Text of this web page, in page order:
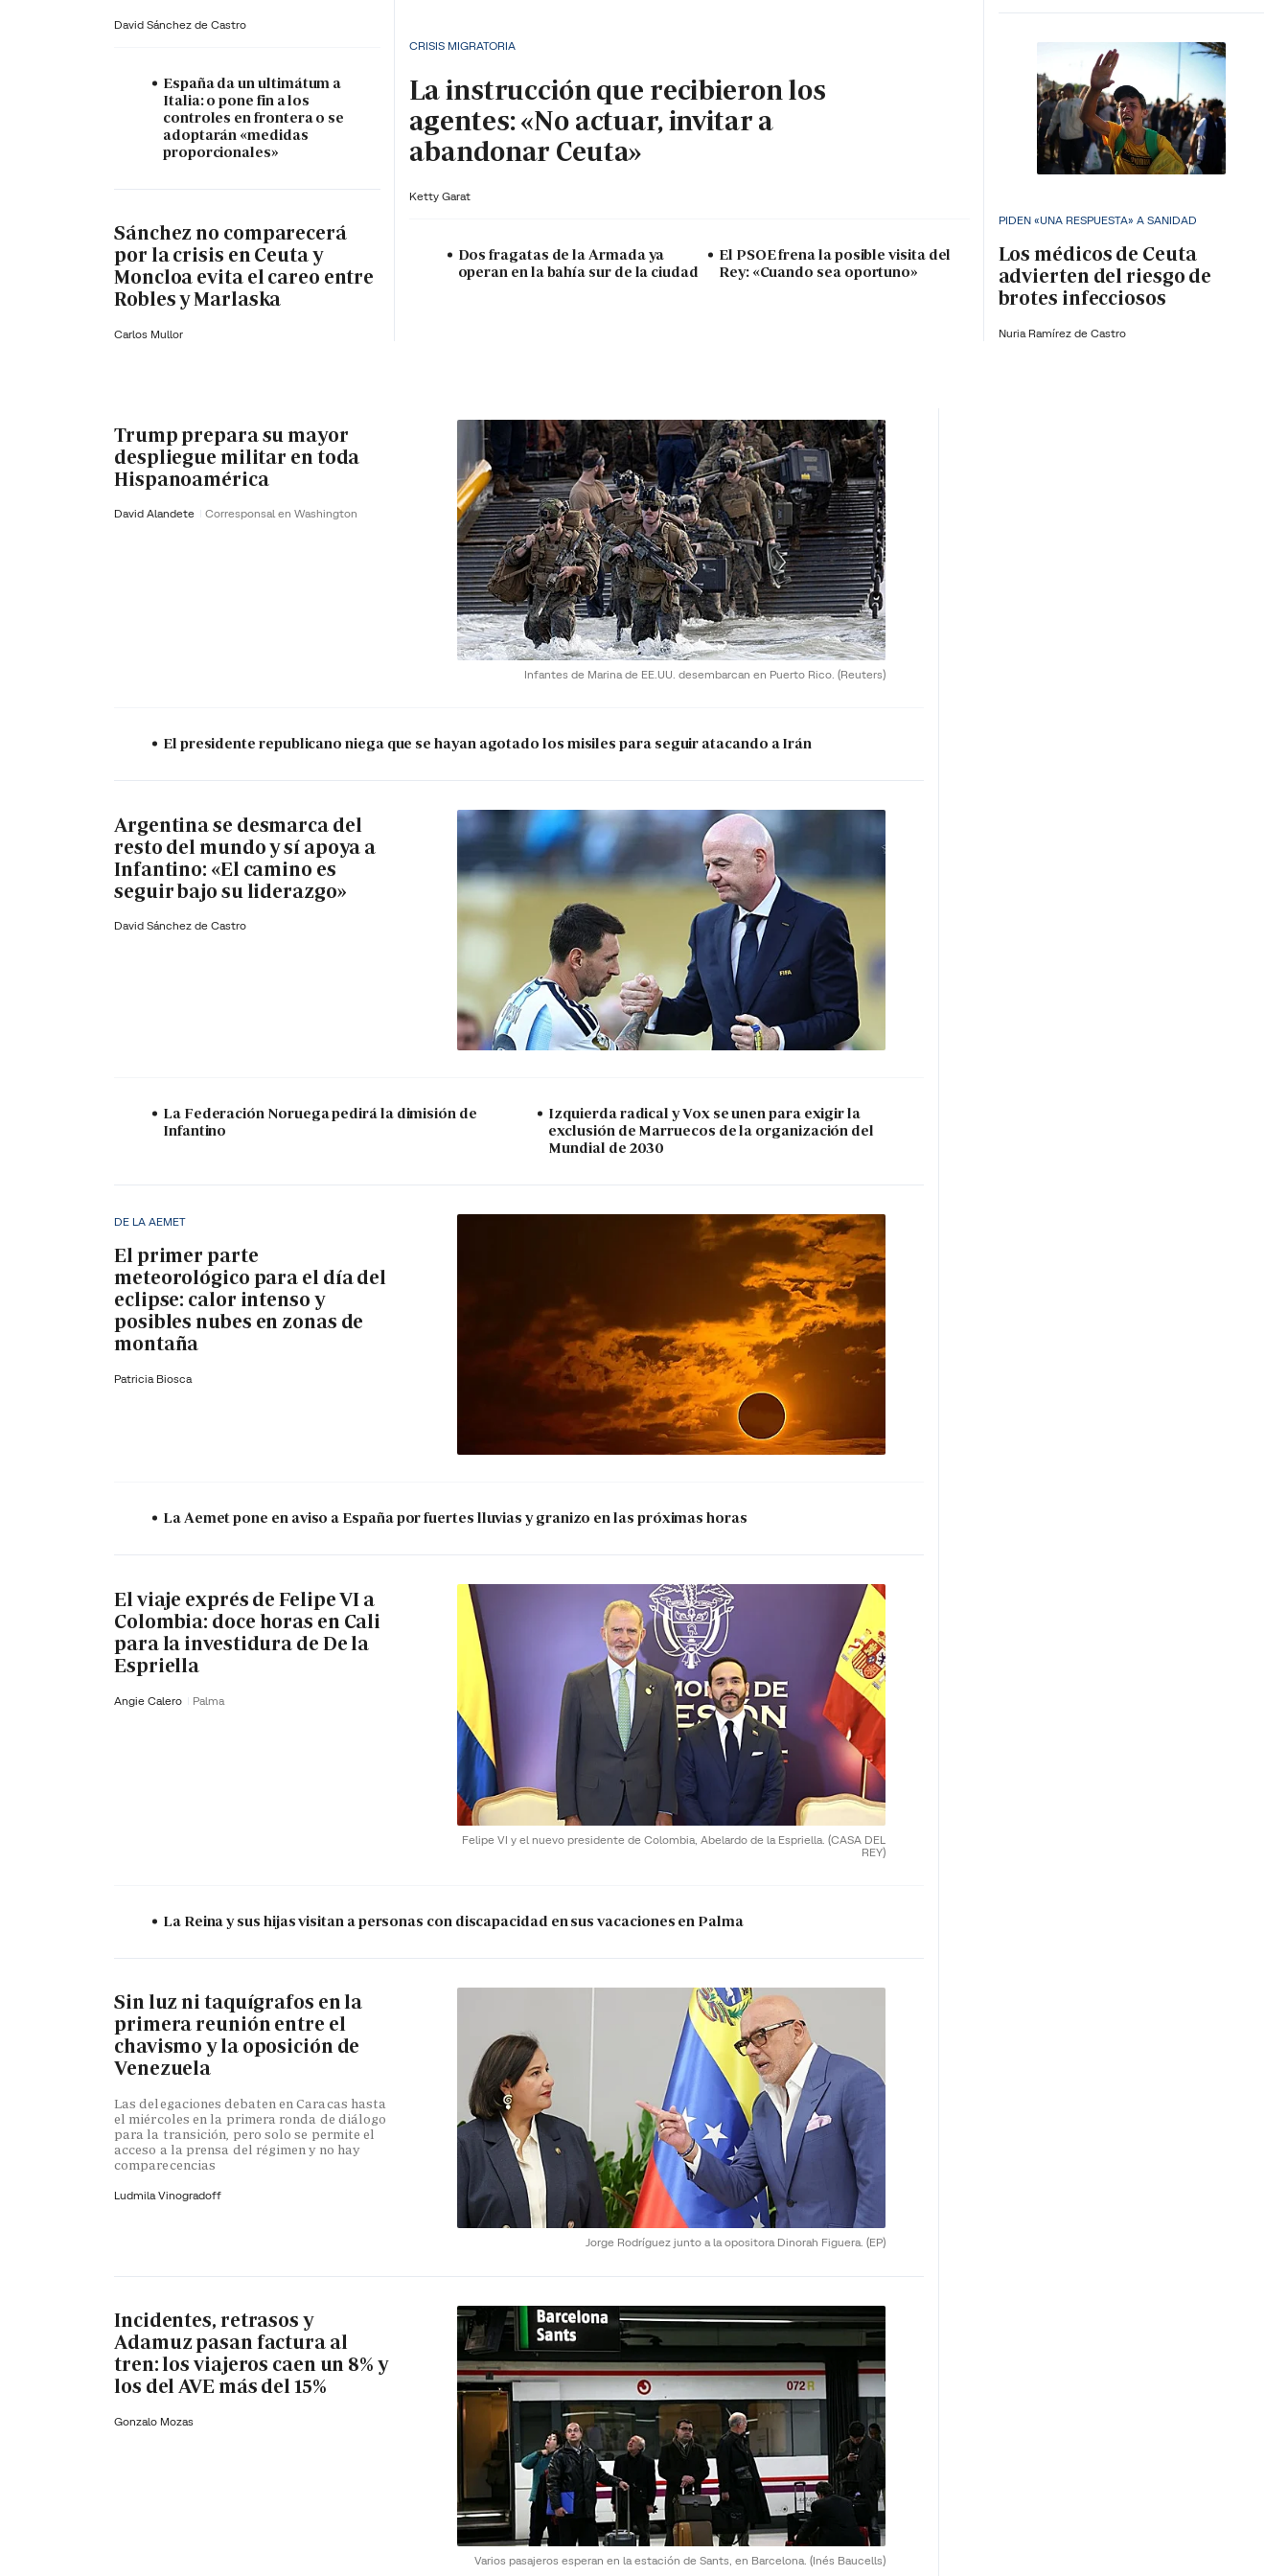
David Sánchez de Castro
España da un ultimátum a
Italia: o pone fin a los
controles en frontera o se
adoptarán «medidas
proporcionales»
Sánchez no comparecerá
por la crisis en Ceuta y
Moncloa evita el careo entre
Robles y Marlaska
Carlos Mullor
CRISIS MIGRATORIA
La instrucción que recibieron los
agentes: «No actuar, invitar a
abandonar Ceuta»
Ketty Garat
Dos fragatas de la Armada ya
operan en la bahía sur de la ciudad
El PSOE frena la posible visita del
Rey: «Cuando sea oportuno»
PIDEN «UNA RESPUESTA» A SANIDAD
Los médicos de Ceuta
advierten del riesgo de
brotes infecciosos
Nuria Ramírez de Castro
Infantes de Marina de EE.UU. desembarcan en Puerto Rico. (Reuters)
Trump prepara su mayor
despliegue militar en toda
Hispanoamérica
David Alandete Corresponsal en Washington
El presidente republicano niega que se hayan agotado los misiles para seguir atacando a Irán
Argentina se desmarca del
resto del mundo y sí apoya a
Infantino: «El camino es
seguir bajo su liderazgo»
David Sánchez de Castro
La Federación Noruega pedirá la dimisión de
Infantino
Izquierda radical y Vox se unen para exigir la
exclusión de Marruecos de la organización del
Mundial de 2030
DE LA AEMET
El primer parte
meteorológico para el día del
eclipse: calor intenso y
posibles nubes en zonas de
montaña
Patricia Biosca
La Aemet pone en aviso a España por fuertes lluvias y granizo en las próximas horas
Felipe VI y el nuevo presidente de Colombia, Abelardo de la Espriella. (CASA DEL
REY)
El viaje exprés de Felipe VI a
Colombia: doce horas en Cali
para la investidura de De la
Espriella
Angie Calero Palma
La Reina y sus hijas visitan a personas con discapacidad en sus vacaciones en Palma
Jorge Rodríguez junto a la opositora Dinorah Figuera. (EP)
Sin luz ni taquígrafos en la
primera reunión entre el
chavismo y la oposición de
Venezuela
Las delegaciones debaten en Caracas hasta
el miércoles en la primera ronda de diálogo
para la transición, pero solo se permite el
acceso a la prensa del régimen y no hay
comparecencias
Ludmila Vinogradoff
Varios pasajeros esperan en la estación de Sants, en Barcelona. (Inés Baucells)
Incidentes, retrasos y
Adamuz pasan factura al
tren: los viajeros caen un 8% y
los del AVE más del 15%
Gonzalo Mozas